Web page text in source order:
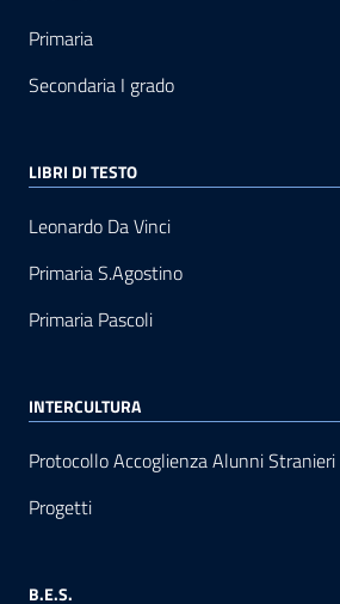
Primaria
Secondaria I grado
LIBRI DI TESTO
Leonardo Da Vinci
Primaria S.Agostino
Primaria Pascoli
INTERCULTURA
Protocollo Accoglienza Alunni Stranieri
Progetti
B.E.S.